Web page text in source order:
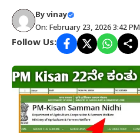
Byvinay
On: February 23, 2026 3:42 PM
Follow Us: